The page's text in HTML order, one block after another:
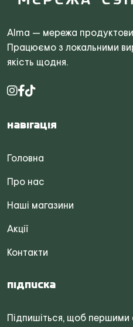
Alma — мережа
Працюємо з локальними
якість щодня.
Навігація
Головна
Про нас
Наші магазини
Акції
Контакти
Підписка
Підпишіться, щоб першими